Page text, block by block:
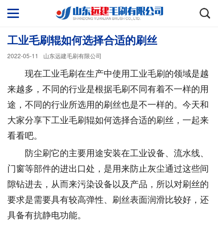
工业毛刷辊如何选择合适的刷丝
2022-05-11 山东远建毛刷有限公司
现在工业毛刷在生产中使用工业毛刷的领域是越
来越多，不同的行业是根据毛刷不同有着不一样的用
途，不同的行业所选用的刷丝也是不一样的。今天和
大家分享下工业毛刷辊如何选择合适的刷丝，一起来
看看吧。
防尘刷它的主要用途安装在工业设备、流水线、
门窗等部件的进出口处，是用来防止灰尘通过这些间
隙钻进去，从而来污染设备以及产品，所以对刷丝的
要求是需要具有较高弹性、刷丝表面润滑比较好，还
具备有抗静电功能。